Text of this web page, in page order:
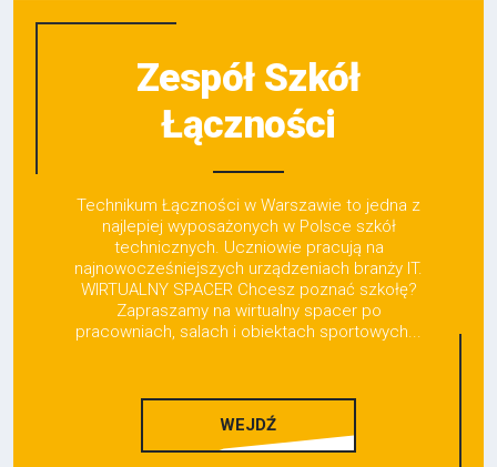
Zespół Szkół
Łączności
Technikum Łączności w Warszawie to jedna z
najlepiej wyposażonych w Polsce szkół
technicznych. Uczniowie pracują na
najnowocześniejszych urządzeniach branży IT.
WIRTUALNY SPACER Chcesz poznać szkołę?
Zapraszamy na wirtualny spacer po
pracowniach, salach i obiektach sportowych...
WEJDŹ